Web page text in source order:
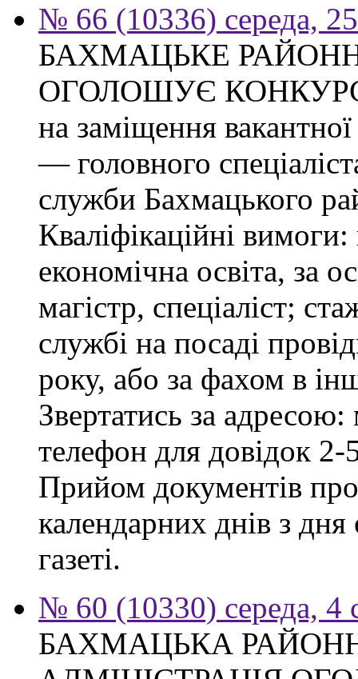
№ 66 (10336) середа,
БАХМАЦЬКЕ
ОГОЛОШУЄ
на заміщення
— головного
служби Бахмацького
Кваліфікаційні
економічна освіта, за
магістр, спеціаліст;
службі на посаді
року, або за фахом в
Звертатись за
телефон для довідок 2-
Прийом документів
календарних днів з
газеті.
№ 60 (10330) середа, 4
БАХМАЦЬКА